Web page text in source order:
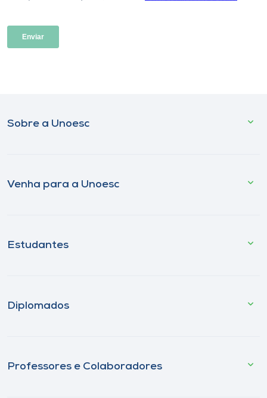
Sobre a Unoesc
Venha para a Unoesc
Estudantes
Diplomados
Professores e Colaboradores